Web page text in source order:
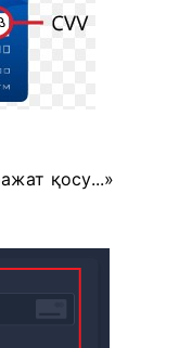
қосу...»